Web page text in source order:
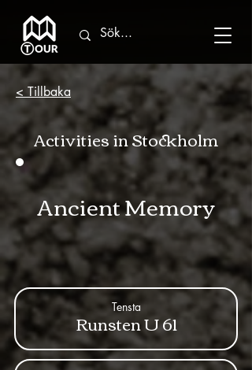
< Tillbaka
Activities in Stockholm
Ancient Memory
Runsten U 61
Tensta